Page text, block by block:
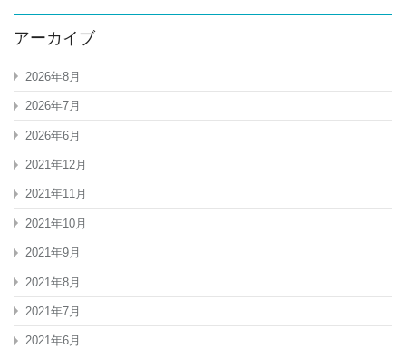
アーカイブ
2026年8月
2026年7月
2026年6月
2021年12月
2021年11月
2021年10月
2021年9月
2021年8月
2021年7月
2021年6月